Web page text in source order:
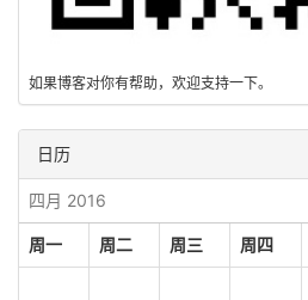
如果博客对你有帮助，欢迎支持一下。
日历
四月 2016
周一 周二 周三 周四